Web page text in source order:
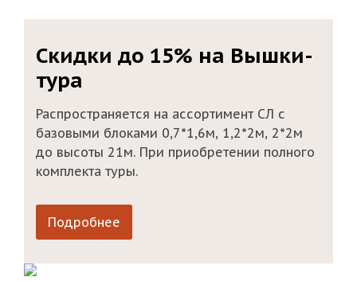
Скидки до 15% на Вышки-
тура
Распространяется на ассортимент СЛ с
базовыми блоками 0,7*1,6м, 1,2*2м, 2*2м
до высоты 21м. При приобретении полного
комплекта туры.
Подробнее